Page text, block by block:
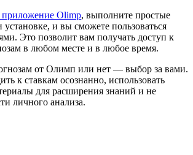
приложение Olimp, выполните простые
установке, и вы сможете пользоваться
Это позволит вам получать доступ к
в любом месте и в любое время.
от Олимп или нет — выбор за вами.
к ставкам осознанно, использовать
для расширения знаний и не
личного анализа.